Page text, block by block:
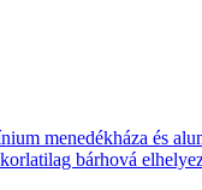
menedékháza és
bárhová